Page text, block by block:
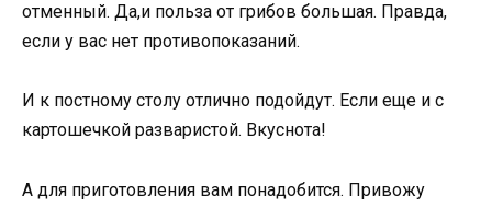
отменный. Да,и польза от грибов большая. Правда,
если у вас нет противопоказаний.
И к постному столу отлично подойдут. Если еще и с
картошечкой разваристой. Вкуснота!
А для приготовления вам понадобится. Привожу